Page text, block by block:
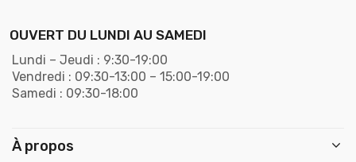
OUVERT DU LUNDI AU SAMEDI
Lundi – Jeudi : 9:30-19:00
Vendredi : 09:30-13:00 – 15:00-19:00
Samedi : 09:30-18:00
À propos